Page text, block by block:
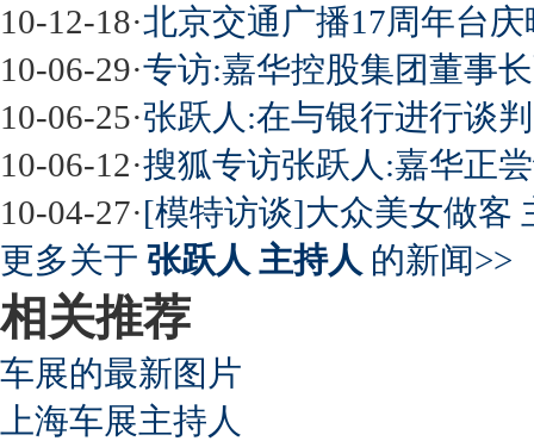
10-12-18·北京交通广播17周年台
10-06-29·专访:嘉华控股集团董事
10-06-25·张跃人:在与银行进行谈
10-06-12·搜狐专访张跃人:嘉华正
10-04-27·[模特访谈]大众美女做客
更多关于 张跃人 主持人 的新闻>>
相关推荐
车展的最新图片
上海车展主持人